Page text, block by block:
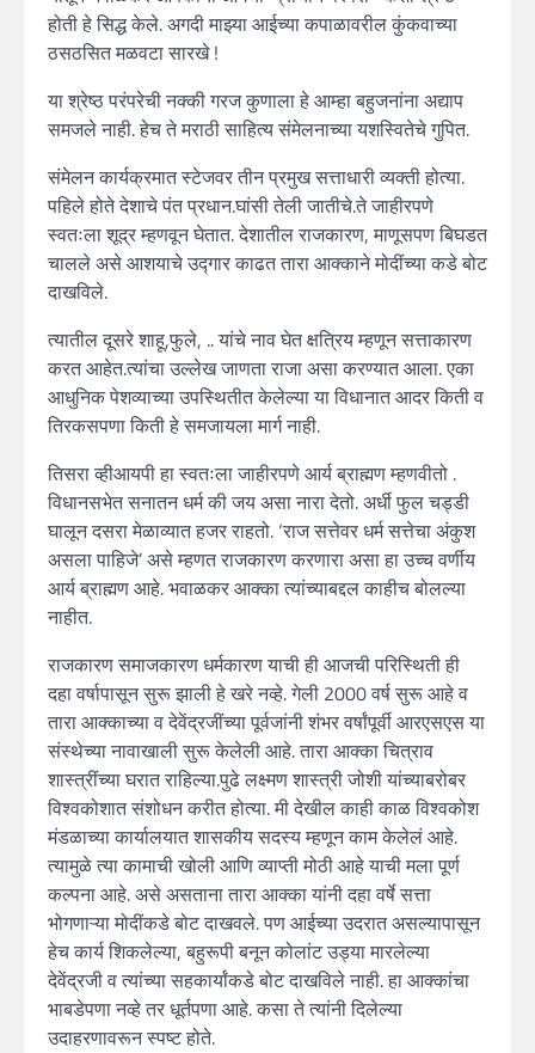
होती हे सिद्ध केले. अगदी माझ्या आईच्या कपाळावरील कुंकवाच्या
ठसठसित मळवटा सारखे !
या श्रेष्ठ परंपरेची नक्की गरज कुणाला हे आम्हा बहुजनांना अद्याप
समजले नाही. हेच ते मराठी साहित्य संमेलनाच्या यशस्वितेचे गुपित.
संमेलन कार्यक्रमात स्टेजवर तीन प्रमुख सत्ताधारी व्यक्ती होत्या.
पहिले होते देशाचे पंत प्रधान.घांसी तेली जातीचे.ते जाहीरपणे
स्वतःला शूद्र म्हणवून घेतात. देशातील राजकारण, माणूसपण बिघडत
चालले असे आशयाचे उद्गार काढत तारा आक्काने मोदींच्या कडे बोट
दाखविले.
त्यातील दूसरे शाहू,फुले, .. यांचे नाव घेत क्षत्रिय म्हणून सत्ताकारण
करत आहेत.त्यांचा उल्लेख जाणता राजा असा करण्यात आला. एका
आधुनिक पेशव्याच्या उपस्थितीत केलेल्या या विधानात आदर किती व
तिरकसपणा किती हे समजायला मार्ग नाही.
तिसरा व्हीआयपी हा स्वतःला जाहीरपणे आर्य ब्राह्मण म्हणवीतो .
विधानसभेत सनातन धर्म की जय असा नारा देतो. अर्धी फुल चड्डी
घालून दसरा मेळाव्यात हजर राहतो. ‘राज सत्तेवर धर्म सत्तेचा अंकुश
असला पाहिजे’ असे म्हणत राजकारण करणारा असा हा उच्च वर्णीय
आर्य ब्राह्मण आहे. भवाळकर आक्का त्यांच्याबद्दल काहीच बोलल्या
नाहीत.
राजकारण समाजकारण धर्मकारण याची ही आजची परिस्थिती ही
दहा वर्षापासून सुरू झाली हे खरे नव्हे. गेली 2000 वर्ष सुरू आहे व
तारा आक्काच्या व देवेंद्रजींच्या पूर्वजांनी शंभर वर्षांपूर्वी आरएसएस या
संस्थेच्या नावाखाली सुरू केलेली आहे. तारा आक्का चित्राव
शास्त्रींच्या घरात राहिल्या.पुढे लक्ष्मण शास्त्री जोशी यांच्याबरोबर
विश्वकोशात संशोधन करीत होत्या. मी देखील काही काळ विश्वकोश
मंडळाच्या कार्यालयात शासकीय सदस्य म्हणून काम केलेलं आहे.
त्यामुळे त्या कामाची खोली आणि व्याप्ती मोठी आहे याची मला पूर्ण
कल्पना आहे. असे असताना तारा आक्का यांनी दहा वर्षे सत्ता
भोगणाऱ्या मोदींकडे बोट दाखवले. पण आईच्या उदरात असल्यापासून
हेच कार्य शिकलेल्या, बहुरूपी बनून कोलांट उड्या मारलेल्या
देवेंद्रजी व त्यांच्या सहकार्यांकडे बोट दाखविले नाही. हा आक्कांचा
भाबडेपणा नव्हे तर धूर्तपणा आहे. कसा ते त्यांनी दिलेल्या
उदाहरणावरून स्पष्ट होते.